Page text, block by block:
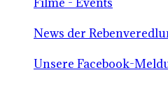
News der
Unsere Facebook-